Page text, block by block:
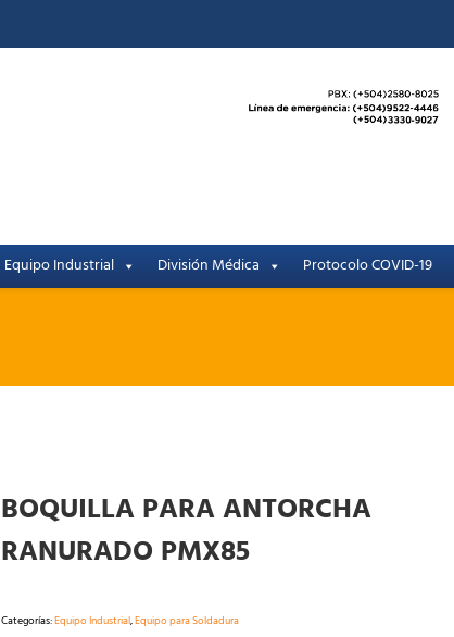
Equipo Industrial División Médica Protocolo COVID-19
BOQUILLA PARA ANTORCHA
RANURADO PMX85
Categorías:Equipo Industrial,Equipo para Soldadura